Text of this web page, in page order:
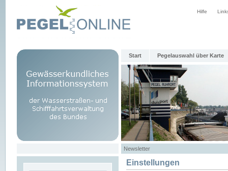
Hilfe
Start Pegelauswahl über Karte
Newsletter
Einstellungen